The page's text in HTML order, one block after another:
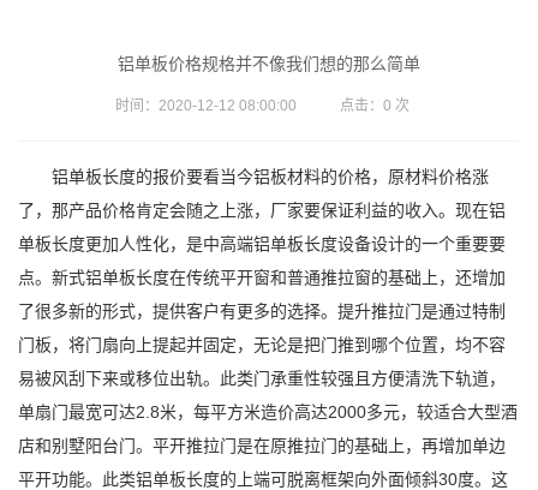
铝单板价格规格并不像我们想的那么简单
时间：2020-12-12 08:00:00 点击： 0 次
铝单板长度的报价要看当今铝板材料的价格，原材料价格涨
了，那产品价格肯定会随之上涨，厂家要保证利益的收入。现在铝
单板长度更加人性化，是中高端铝单板长度设备设计的一个重要要
点。新式铝单板长度在传统平开窗和普通推拉窗的基础上，还增加
了很多新的形式，提供客户有更多的选择。提升推拉门是通过特制
门板，将门扇向上提起并固定，无论是把门推到哪个位置，均不容
易被风刮下来或移位出轨。此类门承重性较强且方便清洗下轨道，
单扇门最宽可达2.8米，每平方米造价高达2000多元，较适合大型酒
店和别墅阳台门。平开推拉门是在原推拉门的基础上，再增加单边
平开功能。此类铝单板长度的上端可脱离框架向外面倾斜30度。这